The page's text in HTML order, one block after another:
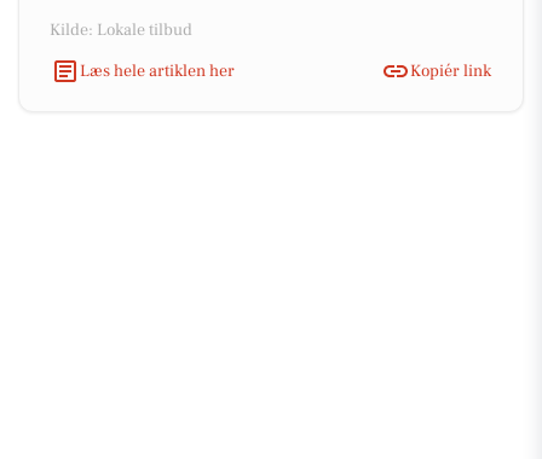
Kilde: Lokale tilbud
Læs hele artiklen her
Kopiér link